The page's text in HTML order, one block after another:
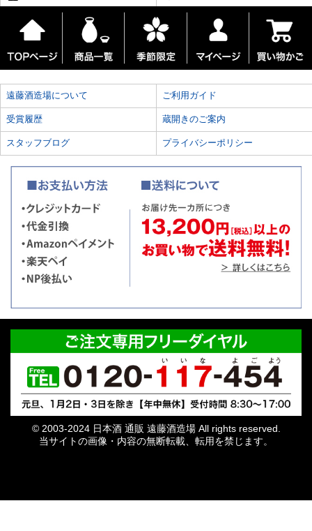
遠藤酒造場について ご利用ガイド
受賞履歴 蔵開きのご案内
スタッフブログ プライバシーポリシー
© 2003-2024 日本酒 通販 遠藤酒造場 All rights reserved.
当サイトの画像・内容の無断転載、転用を禁じます。